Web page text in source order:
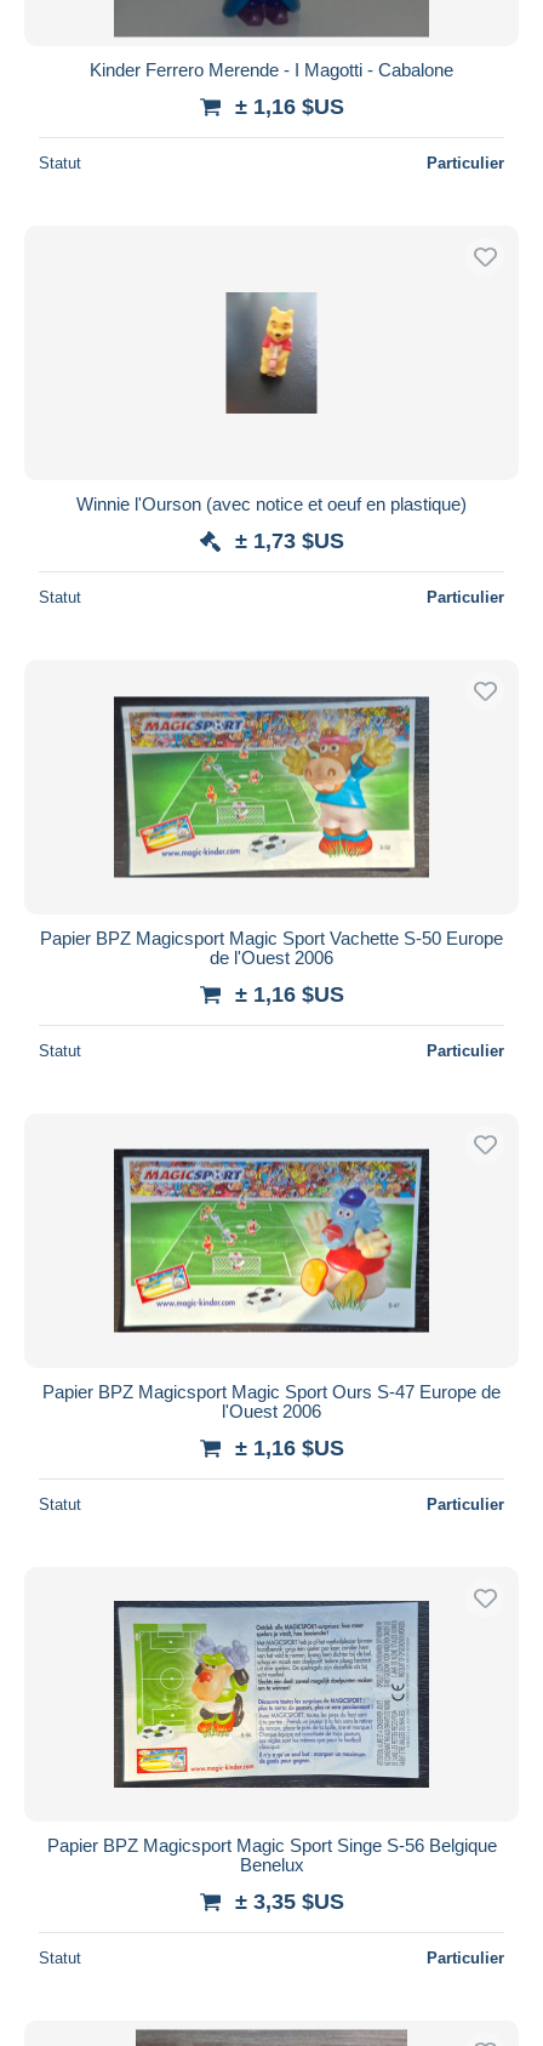
Kinder Ferrero Merende - I Magotti - Cabalone
± 1,16 $US
Statut Particulier
Winnie l'Ourson (avec notice et oeuf en plastique)
± 1,73 $US
Statut Particulier
Papier BPZ Magicsport Magic Sport Vachette S-50 Europe
de l'Ouest 2006
± 1,16 $US
Statut Particulier
Papier BPZ Magicsport Magic Sport Ours S-47 Europe de
l'Ouest 2006
± 1,16 $US
Statut Particulier
Papier BPZ Magicsport Magic Sport Singe S-56 Belgique
Benelux
± 3,35 $US
Statut Particulier